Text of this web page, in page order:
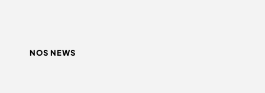
NOS NEWS